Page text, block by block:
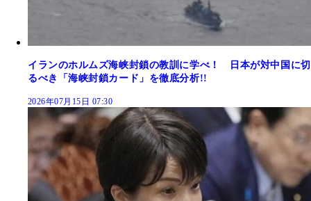
イランのホルムズ海峡封鎖の教訓に学べ！ 日本が対中国に切
るべき「海峡封鎖カード」を徹底分析!!
2026年07月15日 07:30